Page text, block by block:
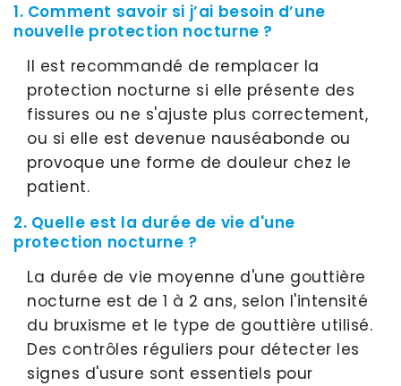
1. Comment savoir si j’ai besoin d’une
nouvelle protection nocturne ?
Il est recommandé de remplacer la
protection nocturne si elle présente des
fissures ou ne s'ajuste plus correctement,
ou si elle est devenue nauséabonde ou
provoque une forme de douleur chez le
patient.
2. Quelle est la durée de vie d'une
protection nocturne ?
La durée de vie moyenne d'une gouttière
nocturne est de 1 à 2 ans, selon l'intensité
du bruxisme et le type de gouttière utilisé.
Des contrôles réguliers pour détecter les
signes d'usure sont essentiels pour